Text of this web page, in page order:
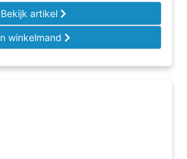
Bekijk artikel
winkelmand